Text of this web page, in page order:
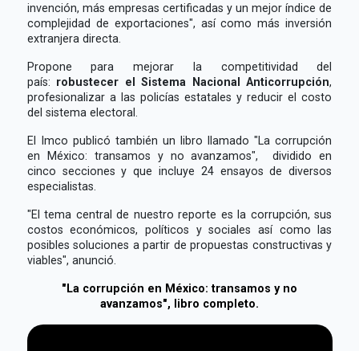
invención, más empresas certificadas y un mejor índice de
complejidad de exportaciones", así como más inversión
extranjera directa.
Propone para mejorar la competitividad del
país: robustecer el Sistema Nacional Anticorrupción,
profesionalizar a las policías estatales y reducir el costo
del sistema electoral.
El Imco publicó también un libro llamado "La corrupción
en México: transamos y no avanzamos", dividido en
cinco secciones y que incluye 24 ensayos de diversos
especialistas.
"El tema central de nuestro reporte es la corrupción, sus
costos económicos, políticos y sociales así como las
posibles soluciones a partir de propuestas constructivas y
viables", anunció.
"La corrupción en México: transamos y no
avanzamos", libro completo.